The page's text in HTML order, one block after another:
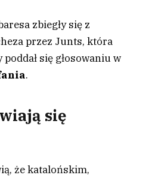
zbiegły się z
przez Junts, która
się głosowaniu w
.
się
że katalońskim,